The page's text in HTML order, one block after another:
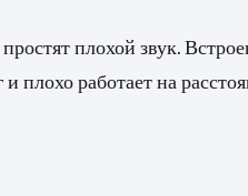
плохой звук.
плохо работает на